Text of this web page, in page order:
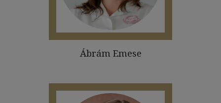
Ábrám Emese